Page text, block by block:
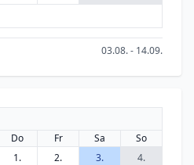
03.08. - 14.09.
Do Fr Sa
So
1.
2. 3.
4.